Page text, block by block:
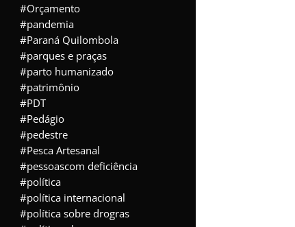
Orçamento
pandemia
Paraná Quilombola
parques e praças
parto humanizado
patrimônio
PDT
Pedágio
pedestre
Pesca Artesanal
pessoascom deficiência
política
política internacional
política sobre drogras